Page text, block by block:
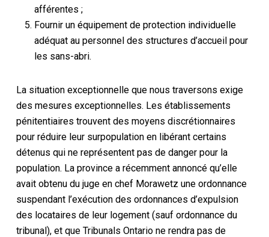
afférentes ;
Fournir un équipement de protection individuelle
adéquat au personnel des structures d’accueil pour
les sans-abri.
La situation exceptionnelle que nous traversons exige
des mesures exceptionnelles. Les établissements
pénitentiaires trouvent des moyens discrétionnaires
pour réduire leur surpopulation en libérant certains
détenus qui ne représentent pas de danger pour la
population. La province a récemment annoncé qu’elle
avait obtenu du juge en chef Morawetz une ordonnance
suspendant l’exécution des ordonnances d’expulsion
des locataires de leur logement (sauf ordonnance du
tribunal), et que Tribunals Ontario ne rendra pas de